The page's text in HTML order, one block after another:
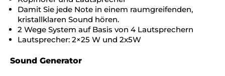
Damit Sie jede Note in einem raumgreifenden,
kristallklaren Sound hören.
2 Wege System auf Basis von 4 Lautsprechern
Lautsprecher: 2×25 W und 2x5W
Sound Generator